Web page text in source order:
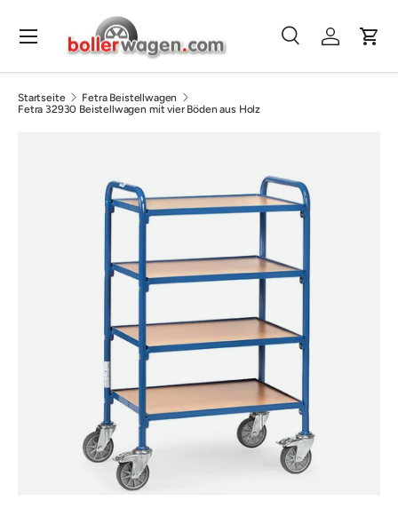
Direkt zum Inhalt
Suchen
SucheEinloggen
Menü
Startseite
Fetra Beistellwagen
Fetra 32930 Beistellwagen mit vier Böden aus Holz